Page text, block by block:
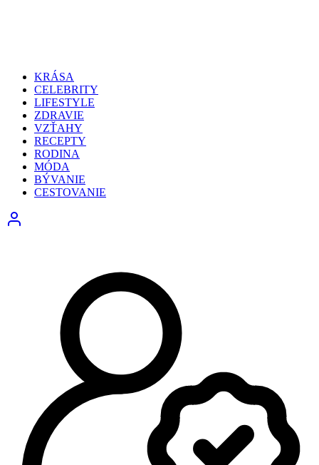
KRÁSA
CELEBRITY
LIFESTYLE
ZDRAVIE
VZŤAHY
RECEPTY
RODINA
MÓDA
BÝVANIE
CESTOVANIE